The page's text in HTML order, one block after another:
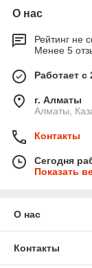
О нас
Рейтинг не
Менее 5
Работает с
г. Алматы
Алматы,
Контакты
Сегодня
Показать
О нас
Контакты